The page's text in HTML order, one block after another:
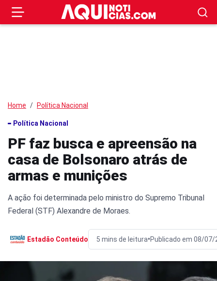
Home Política Nacional
Política Nacional
PF faz busca e apreensão na
casa de Bolsonaro atrás de
armas e munições
A ação foi determinada pelo ministro do Supremo Tribunal
Federal (STF) Alexandre de Moraes.
Estadão Conteúdo 5 mins de leitura•Publicado em 08/07/